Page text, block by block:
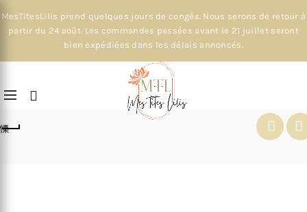
MesTitesLilis prend quelques jours de congés. Nous serons de retour à
partir du 24 août. Les commandes passées avant le 21 juillet seront
bien expédiées dans les délais annoncés.